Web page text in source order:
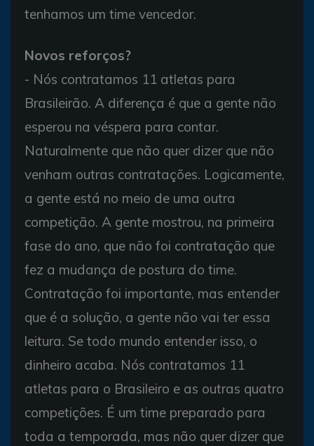
tenhamos um time vencedor.
Novos reforços?
- Nós contratamos 11 atletas para
Brasileirão. A diferença é que a gente não
esperou na véspera para contar.
Naturalmente que não quer dizer que não
venham outras contratações. Logicamente,
a gente está no meio de uma outra
competição. A gente mostrou, na primeira
fase do ano, que não foi contratação que
fez a mudança de postura do time.
Contratação foi importante, mas entender
que é a solução, a gente não vai ter essa
leitura. Se todo mundo entender isso, o
dinheiro acaba. Nós contratamos 11
atletas para o Brasileiro e as outras quatro
competições. É um time preparado para
toda a temporada, mas não quer dizer que